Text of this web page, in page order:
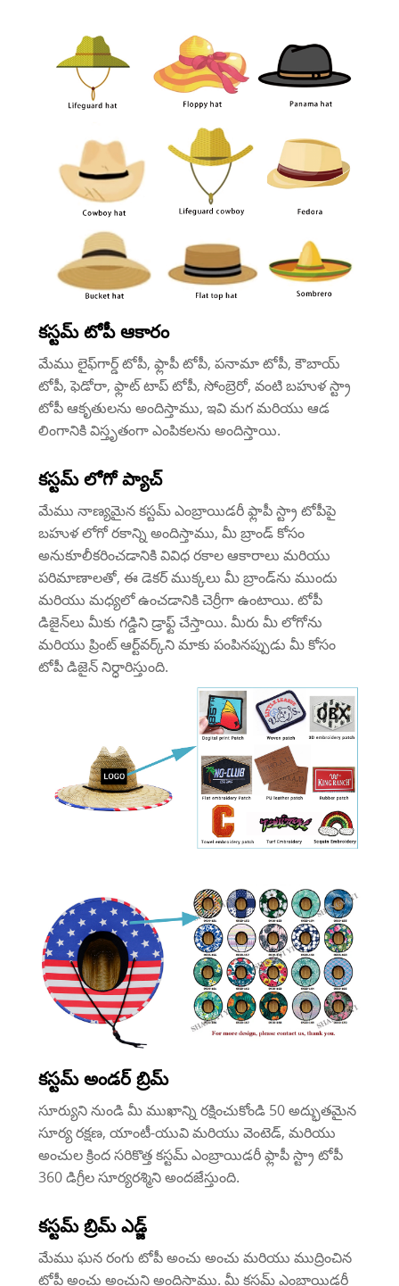
కస్టమ్ టోపీ ఆకారం
మేము లైఫ్‌గార్డ్ టోపీ, ఫ్లాపీ టోపీ, పనామా టోపీ, కౌబాయ్
టోపీ, ఫెడోరా, ఫ్లాట్ టాప్ టోపీ, సోంబ్రెరో, వంటి బహుళ స్ట్రా
టోపీ ఆకృతులను అందిస్తాము, ఇవి మగ మరియు ఆడ
లింగానికి విస్తృతంగా ఎంపికలను అందిస్తాయి.
కస్టమ్ లోగో ప్యాచ్
మేము నాణ్యమైన కస్టమ్ ఎంబ్రాయిడరీ ఫ్లాపీ స్ట్రా టోపీపై
బహుళ లోగో రకాన్ని అందిస్తాము, మీ బ్రాండ్ కోసం
అనుకూలీకరించడానికి వివిధ రకాల ఆకారాలు మరియు
పరిమాణాలతో, ఈ డెకర్ ముక్కలు మీ బ్రాండ్‌ను ముందు
మరియు మధ్యలో ఉంచడానికి చెర్రీగా ఉంటాయి. టోపీ
డిజైన్‌లు మీకు గడ్డిని డ్రాఫ్ట్ చేస్తాయి. మీరు మీ లోగోను
మరియు ప్రింట్ ఆర్ట్‌వర్క్‌ని మాకు పంపినప్పుడు మీ కోసం
టోపీ డిజైన్ నిర్ధారిస్తుంది.
కస్టమ్ అండర్ బ్రిమ్
సూర్యుని నుండి మీ ముఖాన్ని రక్షించుకోండి 50 అద్భుతమైన
సూర్య రక్షణ, యాంటీ-యువి మరియు వెంటెడ్, మరియు
అంచుల క్రింద సరికొత్త కస్టమ్ ఎంబ్రాయిడరీ ఫ్లాపీ స్ట్రా టోపీ
360 డిగ్రీల సూర్యరశ్మిని అందజేస్తుంది.
కస్టమ్ బ్రిమ్ ఎడ్జ్
మేము ఘన రంగు టోపీ అంచు అంచు మరియు ముద్రించిన
టోపీ అంచు అంచుని అందిస్తాము. మీ కస్టమ్ ఎంబ్రాయిడరీ